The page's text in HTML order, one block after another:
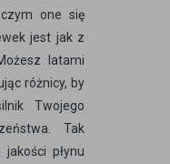
one się
jest jak z
latami
różnicy, by
Twojego
Tak
płynu